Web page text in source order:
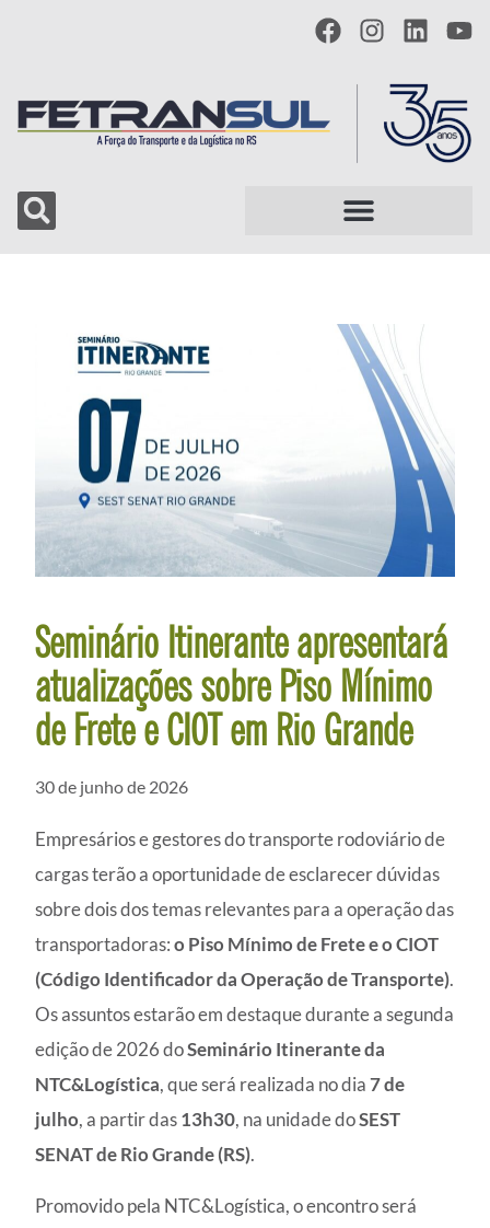
Seminário Itinerante apresentará
atualizações sobre Piso Mínimo
de Frete e CIOT em Rio Grande
30 de junho de 2026
Empresários e gestores do transporte rodoviário de
cargas terão a oportunidade de esclarecer dúvidas
sobre dois dos temas relevantes para a operação das
transportadoras:o Piso Mínimo de Frete e o CIOT
(Código Identificador da Operação de Transporte).
Os assuntos estarão em destaque durante a segunda
edição de 2026 doSeminário Itinerante da
NTC&Logística, que será realizada no dia7 de
julho, a partir das13h30, na unidade doSEST
SENAT de Rio Grande (RS).
Promovido pela NTC&Logística, o encontro será